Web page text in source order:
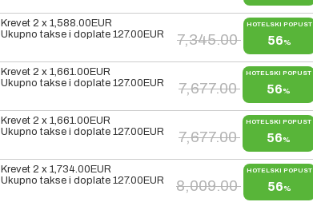
Krevet 2 x 1,588.00 EUR
Ukupno takse i doplate 127.00 EUR 7,345.00
HOTELSKI POPUST
56%
Krevet 2 x 1,661.00 EUR
Ukupno takse i doplate 127.00 EUR 7,677.00
HOTELSKI POPUST
56%
Krevet 2 x 1,661.00 EUR
Ukupno takse i doplate 127.00 EUR 7,677.00
HOTELSKI POPUST
56%
Krevet 2 x 1,734.00 EUR
Ukupno takse i doplate 127.00 EUR 8,009.00
HOTELSKI POPUST
56%